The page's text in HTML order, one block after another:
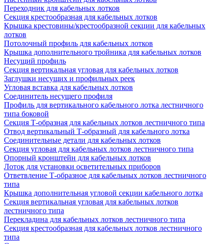
Переходник для кабельных лотков
Секция крестообразная для кабельных лотков
Крышка крестовины/крестообразной секции для кабельных
лотков
Потолочный профиль для кабельных лотков
Крышка дополнительного тройника для кабельных лотков
Несущий профиль
Секция вертикальная угловая для кабельных лотков
Заглушки несущих и профильных реек
Угловая вставка для кабельных лотков
Соединитель несущего профиля
Профиль для вертикального кабельного лотка лестничного
типа боковой
Секция Т-образная для кабельных лотков лестничного типа
Отвод вертикальный Т-образный для кабельного лотка
Соединительные детали для кабельных лотков
Секция угловая для кабельных лотков лестничного типа
Опорный кронштейн для кабельных лотков
Лоток для установки осветительных приборов
Ответвление Т-образное для кабельных лотков лестничного
типа
Крышка дополнительная угловой секции кабельного лотка
Секция вертикальная угловая для кабельных лотков
лестничного типа
Перекладина для кабельных лотков лестничного типа
Секция крестообразная для кабельных лотков лестничного
типа